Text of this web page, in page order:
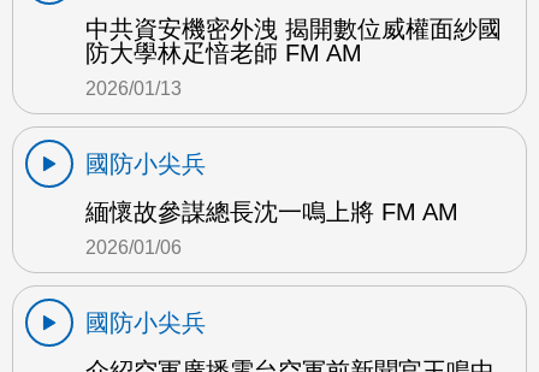
中共資安機密外洩 揭開數位威權面紗國
防大學林疋愔老師 FM AM
2026/01/13
國防小尖兵
緬懷故參謀總長沈一鳴上將 FM AM
2026/01/06
國防小尖兵